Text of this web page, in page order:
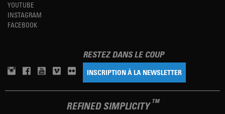
YOUTUBE
INSTAGRAM
FACEBOOK
RESTEZ DANS LE COUP
INSCRIPTION À LA NEWSLETTER
REFINED SIMPLICITY TM